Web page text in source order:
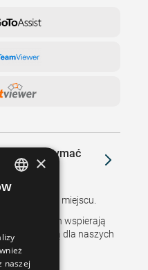
otrzymać
Cię na miejscu.
50 krajach wspierają
dla naszych
POLISH
×
naszej